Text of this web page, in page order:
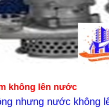
không lên nước
nhưng nước không